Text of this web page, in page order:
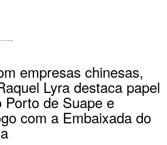
empresas chinesas,
Lyra destaca papel
Porto de Suape e
com a Embaixada do